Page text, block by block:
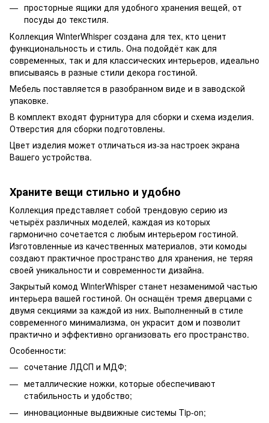
просторные ящики для удобного хранения вещей, от
посуды до текстиля.
Коллекция WinterWhisper создана для тех, кто ценит
функциональность и стиль. Она подойдёт как для
современных, так и для классических интерьеров, идеально
вписываясь в разные стили декора гостиной.
Мебель поставляется в разобранном виде и в заводской
упаковке.
В комплект входят фурнитура для сборки и схема изделия.
Отверстия для сборки подготовлены.
Цвет изделия может отличаться из-за настроек экрана
Вашего устройства.
Храните вещи стильно и удобно
Коллекция представляет собой трендовую серию из
четырёх различных моделей, каждая из которых
гармонично сочетается с любым интерьером гостиной.
Изготовленные из качественных материалов, эти комоды
создают практичное пространство для хранения, не теряя
своей уникальности и современности дизайна.
Закрытый комод WinterWhisper станет незаменимой частью
интерьера вашей гостиной. Он оснащён тремя дверцами с
двумя секциями за каждой из них. Выполненный в стиле
современного минимализма, он украсит дом и позволит
практично и эффективно организовать его пространство.
Особенности:
сочетание ЛДСП и МДФ;
металлические ножки, которые обеспечивают
стабильность и удобство;
инновационные выдвижные системы Tip-on;